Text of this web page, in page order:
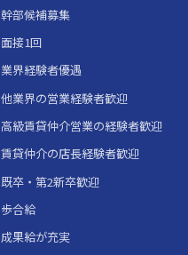
幹部候補募集
面接1回
業界経験者優遇
他業界の営業経験者歓迎
高級賃貸仲介営業の経験者歓迎
賃貸仲介の店長経験者歓迎
既卒・第2新卒歓迎
歩合給
成果給が充実